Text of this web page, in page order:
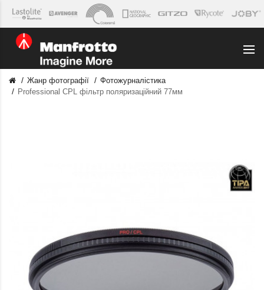
Жанр фотографії
Фотожурналістика
Professional CPL фільтр поляризаційний 77мм